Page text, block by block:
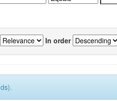
In order